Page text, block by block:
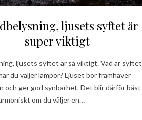
ljusets syftet är
super viktigt
ljusets syftet är så viktigt. Vad är syftet
du väljer lampor? Ljuset bör framhäver
och ger god synbarhet. Det blir därför bäst
om du väljer en…